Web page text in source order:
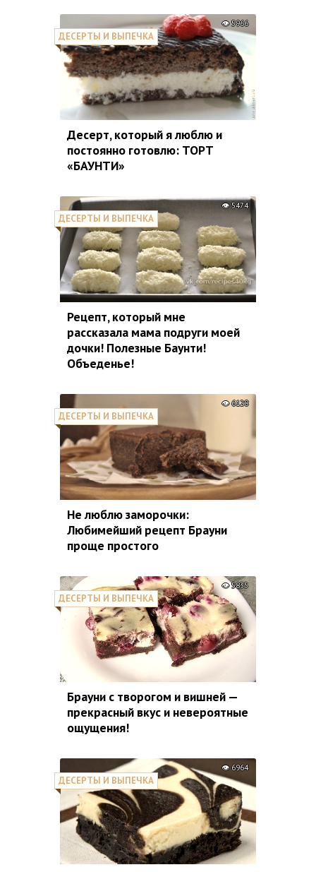
ДЕСЕРТЫ И ВЫПЕЧКА
5966
Десерт, который я люблю и
постоянно готовлю: ТОРТ
«БАУНТИ»
ДЕСЕРТЫ И ВЫПЕЧКА
5474
Рецепт, который мне
рассказала мама подруги моей
дочки! Полезные Баунти!
Объеденье!
ДЕСЕРТЫ И ВЫПЕЧКА
6128
Не люблю заморочки:
Любимейший рецепт Брауни
проще простого
ДЕСЕРТЫ И ВЫПЕЧКА
5835
Брауни с творогом и вишней —
прекрасный вкус и невероятные
ощущения!
ДЕСЕРТЫ И ВЫПЕЧКА
6964